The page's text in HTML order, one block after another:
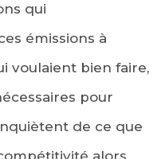
qui
émissions à
voulaient bien faire,
pour
de ce que
alors